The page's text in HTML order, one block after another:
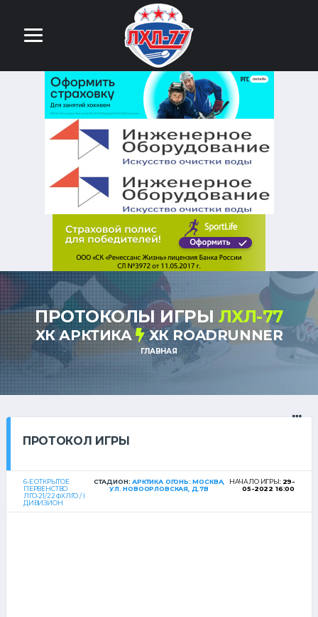
ПРОТОКОЛЫ ИГРЫ ЛХЛ-77
ХК АРКТИКА ХК ROADRUNNER
ГЛАВНАЯ
ПРОТОКОЛ ИГРЫ
6-Е ОТКРЫТОЕ
ПЕРВЕНСТВО
ЛГО-21/22 ФХЛГО / I
ДИВИЗИОН
СТАДИОН:АРКТИКА ОГОНЬ: МОСКВА,
УЛ. НОВООРЛОВСКАЯ, Д.7В
НАЧАЛО ИГРЫ: 29-
05-2022 16:00